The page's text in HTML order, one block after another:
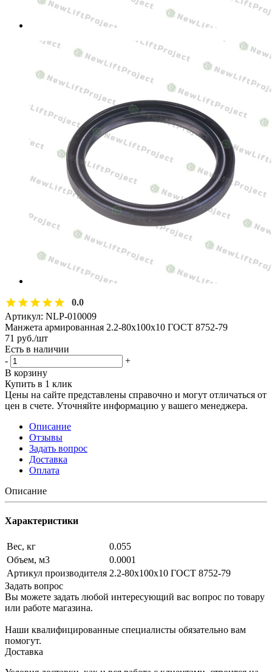
0.0
Артикул: NLP-010009
Манжета армированная 2.2-80х100х10 ГОСТ 8752-79
71 руб./шт
Есть в наличии
-
+
В корзину
Купить в 1 клик
Цены на сайте представлены справочно и могут отличаться от
цен в счете. Уточняйте информацию у вашего менеджера.
Описание
Отзывы
Задать вопрос
Доставка
Оплата
Описание
Характеристики
Вес, кг
0.055
Объем, м3
0.0001
Артикул производителя 2.2-80х100х10 ГОСТ 8752-79
Задать вопрос
Вы можете задать любой интересующий вас вопрос по товару
или работе магазина.
Наши квалифицированные специалисты обязательно вам
помогут.
Доставка